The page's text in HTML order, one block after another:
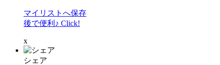
マイリストへ保存
後で便利♪ Click!
x
シェア